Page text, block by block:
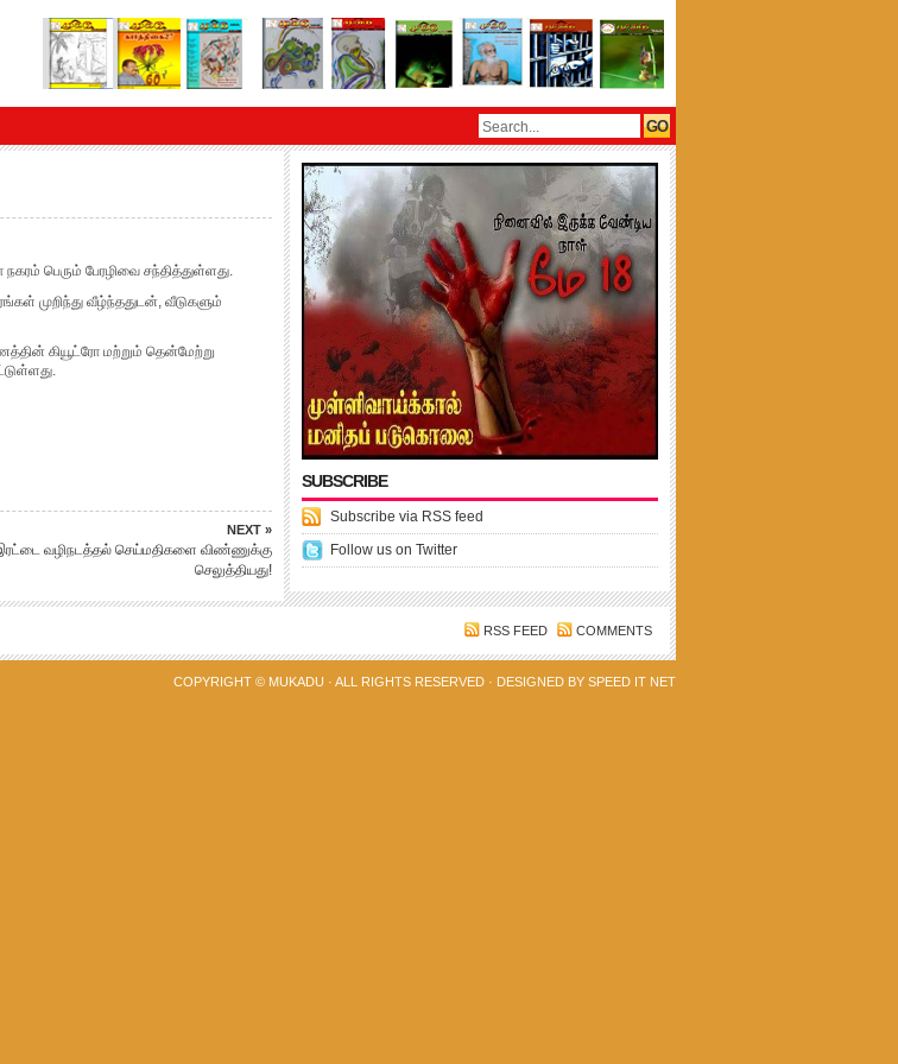
பெரும் பேரழிவை சந்தித்துள்ளது.
முறிந்து வீழ்ந்ததுடன், வீடுகளும்
கியூட்ரோ மற்றும் தென்மேற்று
NEXT »
வழிநடத்தல் செய்மதிகளை விண்ணுக்கு
செலுத்தியது!
SUBSCRIBE
Subscribe via RSS feed
Follow us on Twitter
RSS FEED COMMENTS
COPYRIGHT © MUKADU · ALL RIGHTS RESERVED · DESIGNED BY SPEED IT NET